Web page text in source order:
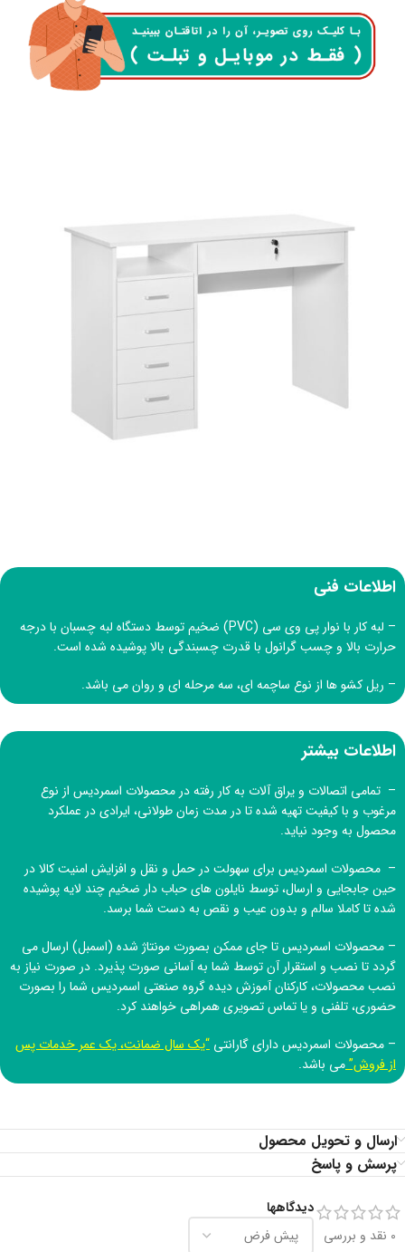
اطلاعات فنی
– لبه کار با نوار پی وی سی (PVC) ضخیم توسط دستگاه لبه چسبان با درجه
حرارت بالا و چسب گرانول با قدرت چسبندگی بالا پوشیده شده است.
– ریل کشو ها از نوع ساچمه ای، سه مرحله ای و روان می باشد.
اطلاعات بیشتر
– تمامی اتصالات و یراق آلات به کار رفته در محصولات اسمردیس از نوع
مرغوب و با کیفیت تهیه شده تا در مدت زمان طولانی، ایرادی در عملکرد
محصول به وجود نیاید.
– محصولات اسمردیس برای سهولت در حمل و نقل و افزایش امنیت کالا در
حین جابجایی و ارسال، توسط نایلون های حباب دار ضخیم چند لایه پوشیده
شده تا کاملا سالم و بدون عیب و نقص به دست شما برسد.
– محصولات اسمردیس تا جای ممکن بصورت مونتاژ شده (اسمبل) ارسال می
گردد تا نصب و استقرار آن توسط شما به آسانی صورت پذیرد. در صورت نیاز به
نصب محصولات، کارکنان آموزش دیدهگروه صنعتی اسمردیس شما را بصورت
حضوری، تلفنی و یا تماس تصویری همراهی خواهند کرد.
– محصولات اسمردیس دارای گارانتی “یک سال ضمانت، یک عمر خدمات پس
از فروش”می باشد.
ارسال و تحویل محصول
پرسش و پاسخ
0 نقد و بررسی
دیدگاهها